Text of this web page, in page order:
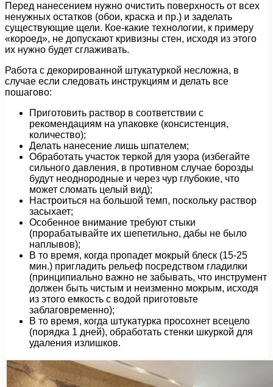
Перед нанесением нужно очистить поверхность от всех
ненужных остатков (обои, краска и пр.) и заделать
существующие щели. Кое-какие технологии, к примеру
«короед», не допускают кривизны стен, исходя из этого
их нужно будет сглаживать.
Работа с декорированной штукатуркой несложна, в
случае если следовать инструкциям и делать все
пошагово:
Приготовить раствор в соответствии с
рекомендациям на упаковке (консистенция,
количество);
Делать нанесение лишь шпателем;
Обработать участок теркой для узора (избегайте
сильного давления, в противном случае борозды
будут неоднородные и через чур глубокие, что
может сломать целый вид);
Настроиться на большой темп, поскольку раствор
засыхает;
Особенное внимание требуют стыки
(прорабатывайте их шепетильно, дабы не было
наплывов);
В то время, когда пропадет мокрый блеск (15-25
мин.) пригладить рельеф посредством гладилки
(принципиально важно не забывать, что инструмент
должен быть чистым и неизменно мокрым, исходя
из этого емкость с водой приготовьте
заблаговременно);
В то время, когда штукатурка просохнет всецело
(порядка 1 дней), обработать стенки шкуркой для
удаления излишков.